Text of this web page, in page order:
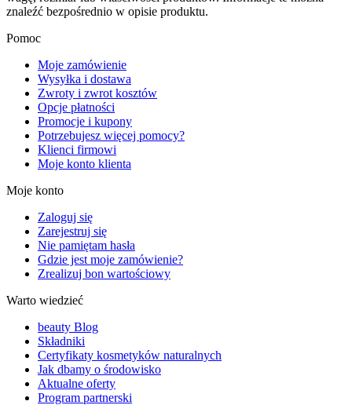
znaleźć bezpośrednio w opisie produktu.
Pomoc
Moje zamówienie
Wysyłka i dostawa
Zwroty i zwrot kosztów
Opcje płatności
Promocje i kupony
Potrzebujesz więcej pomocy?
Klienci firmowi
Moje konto klienta
Moje konto
Zaloguj się
Zarejestruj się
Nie pamiętam hasła
Gdzie jest moje zamówienie?
Zrealizuj bon wartościowy
Warto wiedzieć
beauty Blog
Składniki
Certyfikaty kosmetyków naturalnych
Jak dbamy o środowisko
Aktualne oferty
Program partnerski